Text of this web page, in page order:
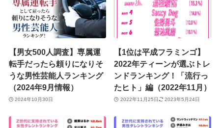
【男女500人調査】専属運
転手だったら頼りになりそ
うな男性芸能人ランキング
（2024年9月情報）
2024年10月30日
【1位は平成フラミンゴ】
2022年ティーンが選ぶトレ
ンドランキング！「流行っ
たヒト」編（2022年11月）
2022年11月25日 2023年5月24日